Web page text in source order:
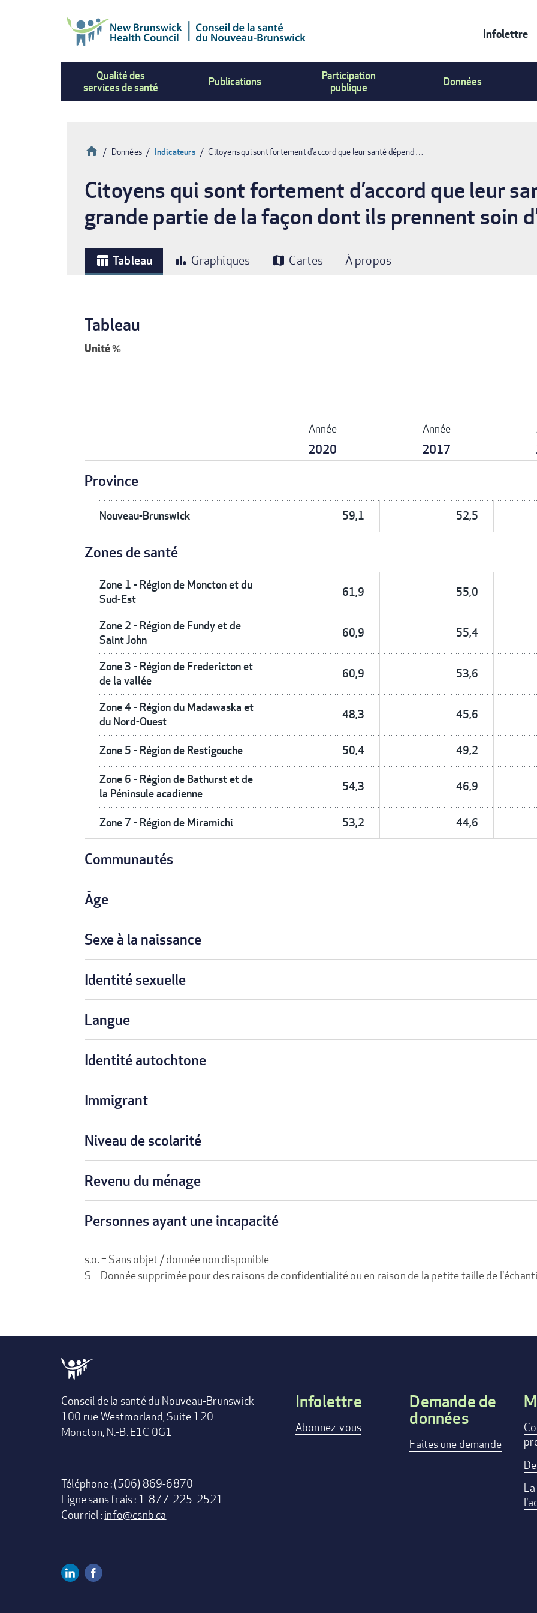
Menu
Infolettre
Qualité des
services de santé
Publications
Participation
publique
Données
Fil
d'Ariane
Accueil
Données Indicateurs Citoyens qui sont fortement d’accord que leur santé dépend …
Citoyens qui sont fortement d’accord que leur
grande partie de la façon dont ils prennent soin
table_chart Tableau bar_chart Graphiques map Cartes À propos
Tableau
Unité%
Année
2020
Année
2017
Province
Nouveau-Brunswick 59,1 52,5
Zones de santé
Zone 1 - Région de Moncton et du
Sud-Est
61,9 55,0
Zone 2 - Région de Fundy et de
Saint John
60,9 55,4
Zone 3 - Région de Fredericton et
de la vallée
60,9 53,6
Zone 4 - Région du Madawaska et
du Nord-Ouest
48,3 45,6
Zone 5 - Région de Restigouche 50,4 49,2
Zone 6 - Région de Bathurst et de
la Péninsule acadienne
54,3 46,9
Zone 7 - Région de Miramichi 53,2 44,6
Communautés
Âge
Sexe à la naissance
Identité sexuelle
Langue
Identité autochtone
Immigrant
Niveau de scolarité
Revenu du ménage
Personnes ayant une incapacité
s.o. = Sans objet / donnée non disponible
S = Donnée supprimée pour des raisons de confidentialité ou en raison de la petite taille de
Conseil de la santé du Nouveau-Brunswick
100 rue Westmorland, Suite 120
Moncton, N.-B. E1C 0G1
Téléphone : (506) 869-6870
Ligne sans frais : 1-877-225-2521
Courriel :info@csnb.ca
Footer
Infolettre
Abonnez-vous
Demande de
données
Faites une demande
Linkedin